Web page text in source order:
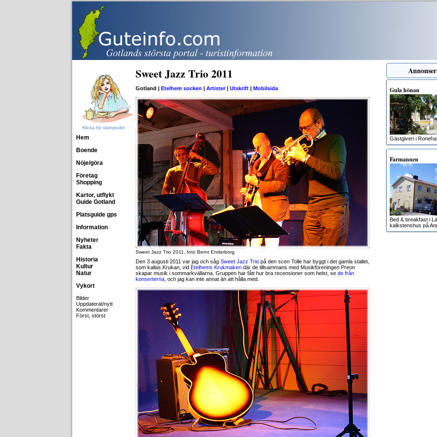
Klicka för slumpsidor
Hem
Boende
Nöje/göra
Företag
Shopping
Kartor, utflykt
Guide Gotland
Platsguide gps
Information
Nyheter
Fakta
Historia
Kultur
Natur
Vykort
Bilder
Uppdaterat/nytt
Kommentarer
Först, störst
Sweet Jazz Trio 2011
Gotland | Etelhem socken | Artister| Utskrift | Mobilsida
Sweet Jazz Trio 2011, foto Bernt Enderborg
Den 3 augusti 2011 var jag och såg Sweet Jazz Trio på den scen Tolle har byggt i det gamla stallet,
som kallas Krukan, vid Etelhems Krukmakeri där de tillsammans med Musikföreningen Preon
skapar musik i sommarkvällarna. Gruppen har fått hur bra recensioner som helst, se de från
konserterna , och jag kan inte annat än att hålla med.
Gula hönan
Gästgiveri i
Farmannen
Bed & breakfast i
kalkstenshus på